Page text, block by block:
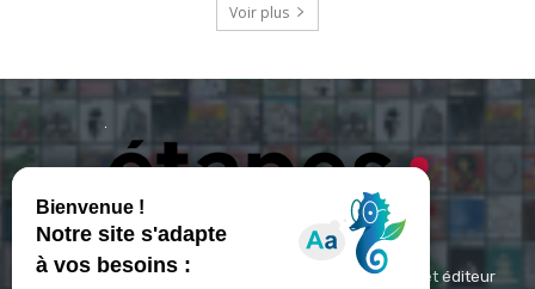
Voir plus
ETAPES : Magazine Média de référence depuis 1994 et éditeur